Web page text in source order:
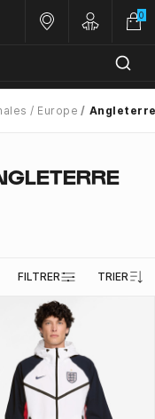
Nos magasins
Customer
0
Europe
FILTRER TRIER